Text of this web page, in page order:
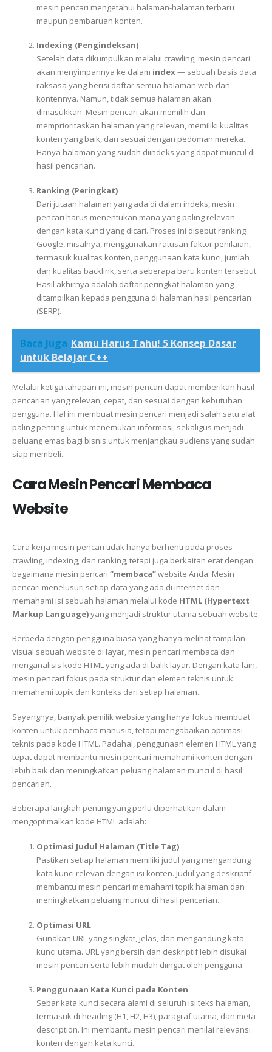
mesin pencari mengetahui halaman-halaman terbaru
maupun pembaruan konten.
Indexing (Pengindeksan)
Setelah data dikumpulkan melalui crawling, mesin pencari
akan menyimpannya ke dalam index — sebuah basis data
raksasa yang berisi daftar semua halaman web dan
kontennya. Namun, tidak semua halaman akan
dimasukkan. Mesin pencari akan memilih dan
memprioritaskan halaman yang relevan, memiliki kualitas
konten yang baik, dan sesuai dengan pedoman mereka.
Hanya halaman yang sudah diindeks yang dapat muncul di
hasil pencarian.
Ranking (Peringkat)
Dari jutaan halaman yang ada di dalam indeks, mesin
pencari harus menentukan mana yang paling relevan
dengan kata kunci yang dicari. Proses ini disebut ranking.
Google, misalnya, menggunakan ratusan faktor penilaian,
termasuk kualitas konten, penggunaan kata kunci, jumlah
dan kualitas backlink, serta seberapa baru konten tersebut.
Hasil akhirnya adalah daftar peringkat halaman yang
ditampilkan kepada pengguna di halaman hasil pencarian
(SERP).
Baca Juga Kamu Harus Tahu! 5 Konsep Dasar
untuk Belajar C++
Melalui ketiga tahapan ini, mesin pencari dapat memberikan hasil
pencarian yang relevan, cepat, dan sesuai dengan kebutuhan
pengguna. Hal ini membuat mesin pencari menjadi salah satu alat
paling penting untuk menemukan informasi, sekaligus menjadi
peluang emas bagi bisnis untuk menjangkau audiens yang sudah
siap membeli.
Cara Mesin Pencari Membaca
Website
Cara kerja mesin pencari tidak hanya berhenti pada proses
crawling, indexing, dan ranking, tetapi juga berkaitan erat dengan
bagaimana mesin pencari “membaca”website Anda. Mesin
pencari menelusuri setiap data yang ada di internet dan
memahami isi sebuah halaman melalui kode HTML (Hypertext
Markup Language)yang menjadi struktur utama sebuah website.
Berbeda dengan pengguna biasa yang hanya melihat tampilan
visual sebuah website di layar, mesin pencari membaca dan
menganalisis kode HTML yang ada di balik layar. Dengan kata lain,
mesin pencari fokus pada struktur dan elemen teknis untuk
memahami topik dan konteks dari setiap halaman.
Sayangnya, banyak pemilik website yang hanya fokus membuat
konten untuk pembaca manusia, tetapi mengabaikan optimasi
teknis pada kode HTML. Padahal, penggunaan elemen HTML yang
tepat dapat membantu mesin pencari memahami konten dengan
lebih baik dan meningkatkan peluang halaman muncul di hasil
pencarian.
Beberapa langkah penting yang perlu diperhatikan dalam
mengoptimalkan kode HTML adalah:
Optimasi Judul Halaman (Title Tag)
Pastikan setiap halaman memiliki judul yang mengandung
kata kunci relevan dengan isi konten. Judul yang deskriptif
membantu mesin pencari memahami topik halaman dan
meningkatkan peluang muncul di hasil pencarian.
Optimasi URL
Gunakan URL yang singkat, jelas, dan mengandung kata
kunci utama. URL yang bersih dan deskriptif lebih disukai
mesin pencari serta lebih mudah diingat oleh pengguna.
Penggunaan Kata Kunci pada Konten
Sebar kata kunci secara alami di seluruh isi teks halaman,
termasuk di heading (H1, H2, H3), paragraf utama, dan meta
description. Ini membantu mesin pencari menilai relevansi
konten dengan kata kunci.